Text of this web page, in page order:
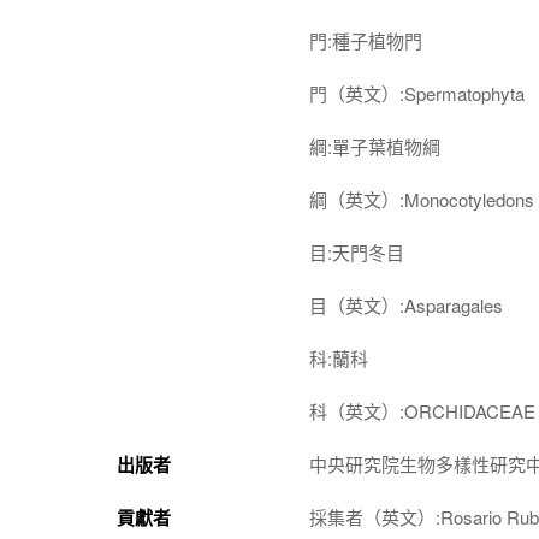
門:種子植物門
門（英文）:Spermatophyta
綱:單子葉植物綱
綱（英文）:Monocotyledons
目:天門冬目
目（英文）:Asparagales
科:蘭科
科（英文）:ORCHIDACEAE
出版者 中央研究院生物多樣性研究
貢獻者 採集者（英文）:Rosario